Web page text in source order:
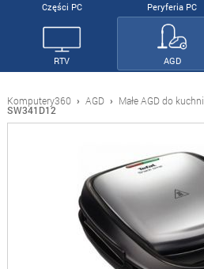
Części PC Peryferia PC
RTV AGD
Komputery360 › AGD › Małe AGD do kuchni
SW341D12